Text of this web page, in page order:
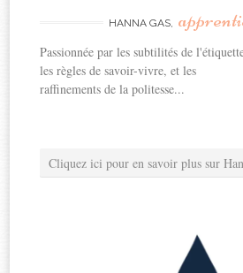
HANNA GAS,
Passionnée par les subtilités de
les règles de savoir-vivre, et les
raffinements de la politesse...
Cliquez ici pour en savoir plus sur